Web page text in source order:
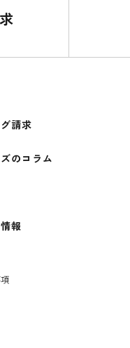
請求
のコラム
報